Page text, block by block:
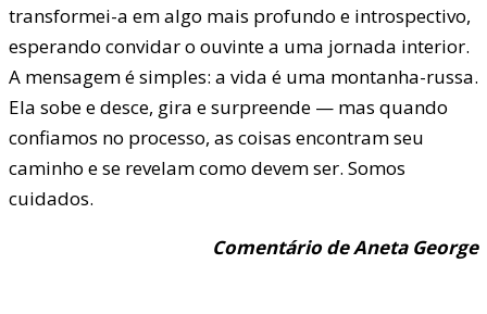
transformei-a em algo mais profundo e introspectivo,
esperando convidar o ouvinte a uma jornada interior.
A mensagem é simples: a vida é uma montanha-russa.
Ela sobe e desce, gira e surpreende — mas quando
confiamos no processo, as coisas encontram seu
caminho e se revelam como devem ser. Somos
cuidados.
Comentário de Aneta George